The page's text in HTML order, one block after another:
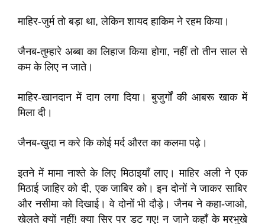
माहिर-जुर्म तो बड़ा था, लेकिन शायद हाकिम ने रहम किया।
जैनब-तुम्हारे अब्बा का लिहाज किया होगा, नहीं तो तीन साल से
कम के लिए न जाते।
माहिर-खानदान में दाग लगा दिया। बुजुर्गों की आबरू खाक में
मिला दी।
जैनब-खुदा न करे कि कोई मर्द औरत का कलमा पढ़े।
इतने में मामा नाश्ते के लिए मिठाइयाँ लाए। माहिर अली ने एक
मिठाई जाहिर को दी, एक जाबिर को। इन दोनों ने जाकर साबिर
और नसीमा को दिखाई। वे दोनों भी दौड़े। जैनब ने कहा-जाओ,
खेलते क्याें नहीं! क्या सिर पर डट गए! न जाने कहाँ के मरभुखे